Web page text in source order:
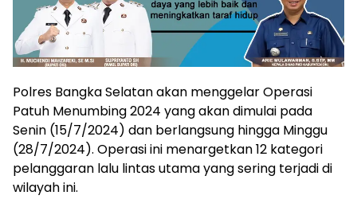
Polres Bangka Selatan akan menggelar Operasi
Patuh Menumbing 2024 yang akan dimulai pada
Senin (15/7/2024) dan berlangsung hingga Minggu
(28/7/2024). Operasi ini menargetkan 12 kategori
pelanggaran lalu lintas utama yang sering terjadi di
wilayah ini.